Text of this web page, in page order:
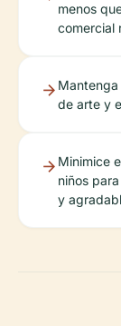
menos
comercial
de arte y
Minimice
niños
y